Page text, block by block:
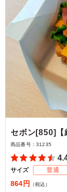
セボン[850]【
商品番号： 31235
サイズ 普通
864円 （税込）